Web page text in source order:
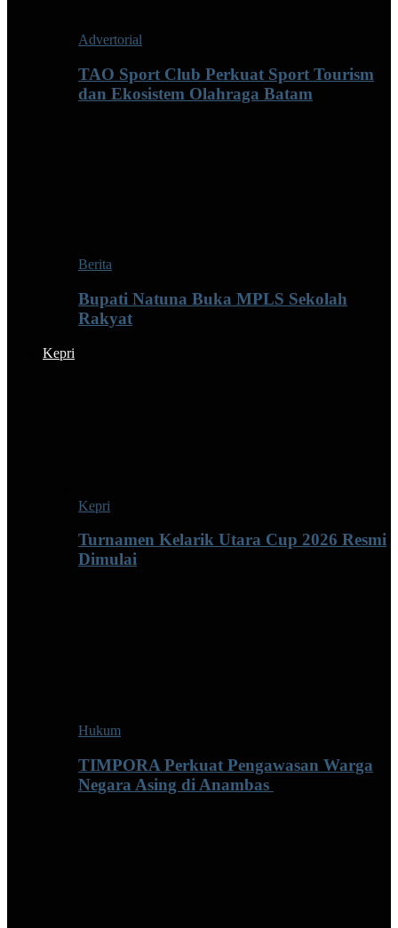
Advertorial
TAO Sport Club Perkuat Sport Tourism
dan Ekosistem Olahraga Batam
Berita
Bupati Natuna Buka MPLS Sekolah
Rakyat
Kepri
Kepri
Turnamen Kelarik Utara Cup 2026 Resmi
Dimulai
Hukum
TIMPORA Perkuat Pengawasan Warga
Negara Asing di Anambas ‎